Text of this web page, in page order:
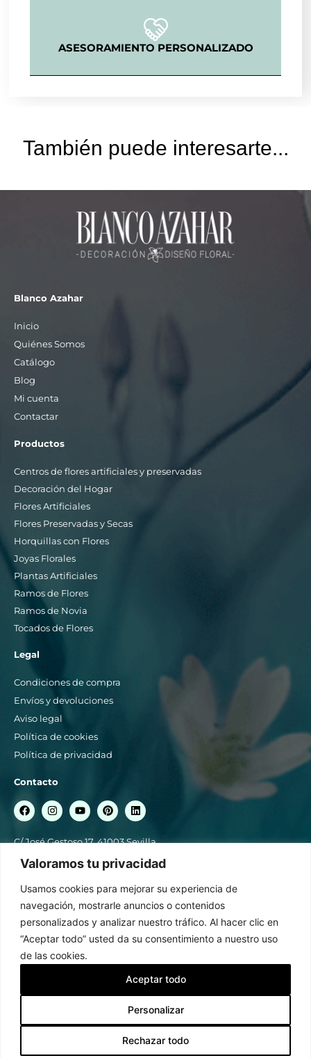
Valoramos tu privacidad
Usamos cookies para mejorar su experiencia de
navegación, mostrarle anuncios o contenidos
personalizados y analizar nuestro tráfico. Al hacer clic en
“Aceptar todo” usted da su consentimiento a nuestro uso
de las cookies.
Personalizar
Rechazar todo
Aceptar todo
ASESORAMIENTO PERSONALIZADO
También puede interesarte...
Blanco Azahar
Inicio
Quiénes Somos
Catálogo
Blog
Mi cuenta
Contactar
Productos
Centros de flores artificiales y preservadas
Decoración del Hogar
Flores Artificiales
Flores Preservadas y Secas
Horquillas con Flores
Joyas Florales
Plantas Artificiales
Ramos de Flores
Ramos de Novia
Tocados de Flores
Legal
Condiciones de compra
Envíos y devoluciones
Aviso legal
Política de cookies
Política de privacidad
Contacto
C/ José Gestoso 17, 41003 Sevilla
954 561 358 / 664 849 056
Horario comercial: Lunes a sábado de 10:00 a 14:00 y de 17:30 a
Suscríbete a nuestras novedades y ofertas
Acepto lapolítica de tratamiento de datos
©2023 Blanco Azahar
Diseño Web:Starenlared
Finalizar Compra